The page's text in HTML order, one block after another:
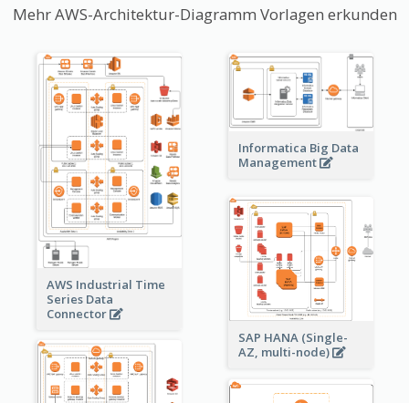
Mehr AWS-Architektur-Diagramm Vorlagen erkunden
AWS Industrial Time
Series Data
Connector
Informatica Big Data
Management
SAP HANA (Single-
AZ, multi-node)